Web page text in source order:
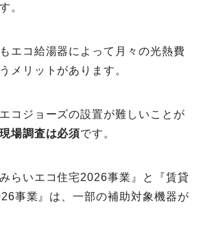
。
エコ給湯器によって月々の光熱費
メリットがあります。
コジョーズの設置が難しいことが
場調査は必須です。
らいエコ住宅2026事業』と『賃貸
事業』は、一部の補助対象機器が